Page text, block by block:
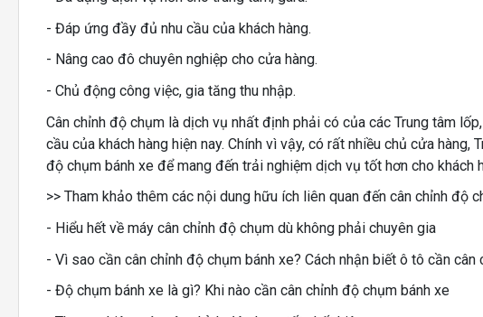
- Đáp ứng đầy đủ nhu cầu của khách hàng.
- Nâng cao đô chuyên nghiệp cho cửa hàng.
- Chủ động công việc, gia tăng thu nhập.
Cân chỉnh độ chụm là dịch vụ nhất định phải có của các Trung tâm
cầu của khách hàng hiện nay. Chính vì vậy, có rất nhiều chủ cửa
độ chụm bánh xe để mang đến trải nghiệm dịch vụ tốt hơn cho khách
>> Tham khảo thêm các nội dung hữu ích liên quan đến cân chỉnh độ
- Hiểu hết về máy cân chỉnh độ chụm dù không phải chuyên gia
- Vì sao cần cân chỉnh độ chụm bánh xe? Cách nhận biết ô tô cần cân
- Độ chụm bánh xe là gì? Khi nào cần cân chỉnh độ chụm bánh xe